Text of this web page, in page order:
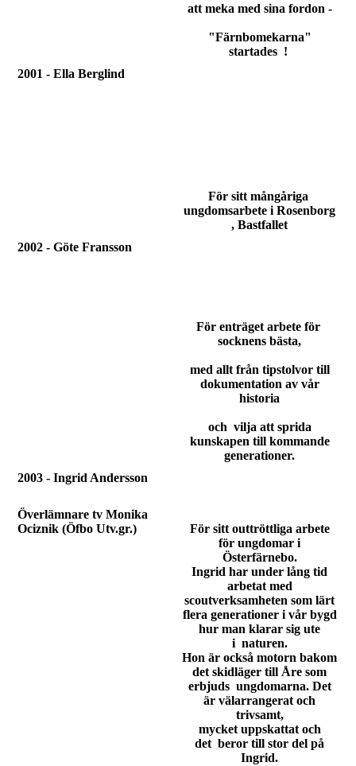
att meka med sina fordon -
"Färnbomekarna"
startades !
2001 - Ella Berglind
För sitt mångåriga
ungdomsarbete i Rosenborg
, Bastfallet
2002 - Göte Fransson
För enträget arbete för
socknens bästa,
med allt från tipstolvor till
dokumentation av vår
historia
och vilja att sprida
kunskapen till kommande
generationer.
2003 - Ingrid Andersson
Överlämnare tv Monika
Ociznik (Öfbo Utv.gr.)
För sitt outtröttliga arbete
för ungdomar i
Österfärnebo.
Ingrid har under lång tid
arbetat med
scoutverksamheten som lärt
flera generationer i vår bygd
hur man klarar sig ute
i naturen.
Hon är också motorn bakom
det skidläger till Åre som
erbjuds ungdomarna. Det
är välarrangerat och
trivsamt,
mycket uppskattat och
det beror till stor del på
Ingrid.